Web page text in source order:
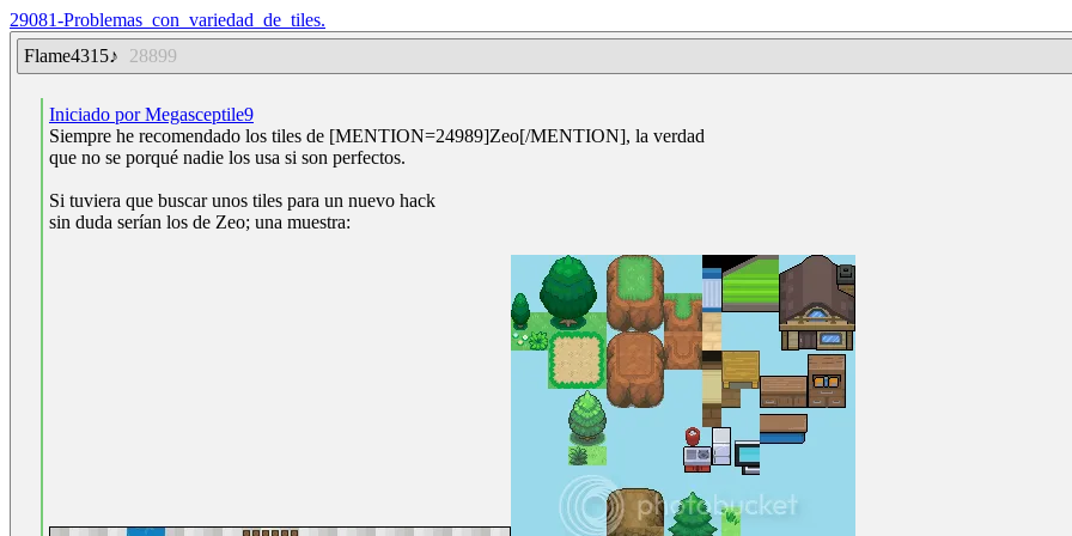
29081-Problemas_con_variedad_de_tiles.
Flame4315♪
28899
Iniciado por Megasceptile9
Siempre he recomendado los tiles de [MENTION=24989]Zeo[/MENTION], la verdad
que no se porqué nadie los usa si son perfectos.
Si tuviera que buscar unos tiles para un nuevo hack
sin duda serían los de Zeo; una muestra: